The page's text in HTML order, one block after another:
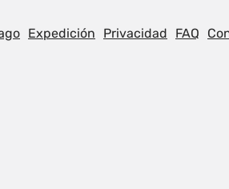
Expedición Privacidad FAQ